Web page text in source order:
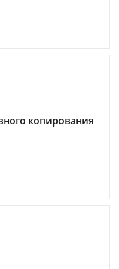
копирования